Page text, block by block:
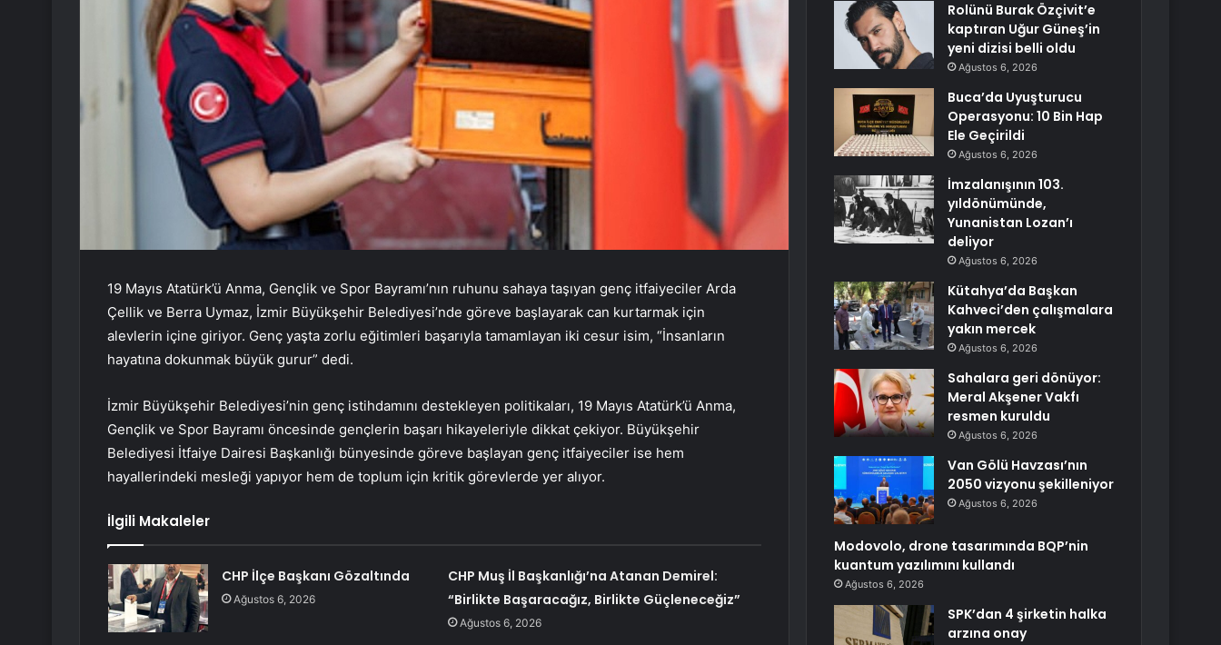
19 Mayıs Atatürk’ü Anma, Gençlik ve Spor Bayramı’nın ruhunu sahaya taşıyan genç itfaiyeciler Arda
Çellik ve Berra Uymaz, İzmir Büyükşehir Belediyesi’nde göreve başlayarak can kurtarmak için
alevlerin içine giriyor. Genç yaşta zorlu eğitimleri başarıyla tamamlayan iki cesur isim, “İnsanların
hayatına dokunmak büyük gurur” dedi.
İzmir Büyükşehir Belediyesi’nin genç istihdamını destekleyen politikaları, 19 Mayıs Atatürk’ü Anma,
Gençlik ve Spor Bayramı öncesinde gençlerin başarı hikayeleriyle dikkat çekiyor. Büyükşehir
Belediyesi İtfaiye Dairesi Başkanlığı bünyesinde göreve başlayan genç itfaiyeciler ise hem
hayallerindeki mesleği yapıyor hem de toplum için kritik görevlerde yer alıyor.
İlgili Makaleler
CHP İlçe Başkanı Gözaltında
Ağustos 6, 2026
CHP Muş İl Başkanlığı’na Atanan Demirel:
“Birlikte Başaracağız, Birlikte Güçleneceğiz”
Ağustos 6, 2026
Rolünü Burak Özçivit’e
kaptıran Uğur Güneş’in
yeni dizisi belli oldu
Ağustos 6, 2026
Buca’da Uyuşturucu
Operasyonu: 10 Bin Hap
Ele Geçirildi
Ağustos 6, 2026
İmzalanışının 103.
yıldönümünde,
Yunanistan Lozan’ı
deliyor
Ağustos 6, 2026
Kütahya’da Başkan
Kahveci’den çalışmalara
yakın mercek
Ağustos 6, 2026
Sahalara geri dönüyor:
Meral Akşener Vakfı
resmen kuruldu
Ağustos 6, 2026
Van Gölü Havzası’nın
2050 vizyonu şekilleniyor
Ağustos 6, 2026
Modovolo, drone tasarımında BQP’nin
kuantum yazılımını kullandı
Ağustos 6, 2026
SPK’dan 4 şirketin halka
arzına onay